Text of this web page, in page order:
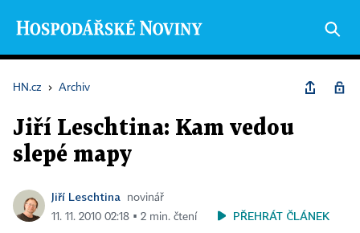
HN.cz › Archiv
Jiří Leschtina: Kam vedou
slepé mapy
Jiří Leschtina
novinář
11. 11. 2010 02:18 ▪ 2 min. čtení
PŘEHRÁT ČLÁNEK